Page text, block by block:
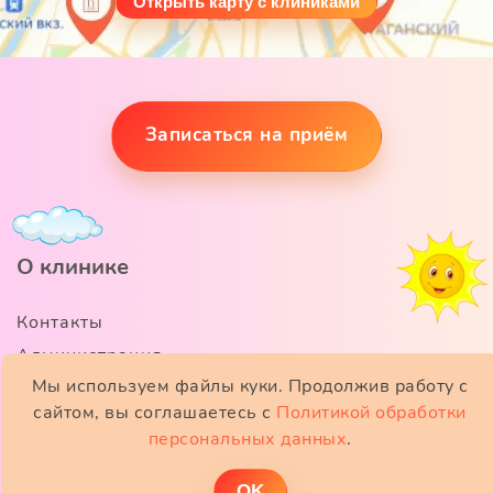
Мы используем файлы куки. Продолжив работу с
сайтом, вы соглашаетесь с Политикой обработки
персональных данных.
Записаться на приём
О клинике
Контакты
Администрация
Вакансии
Новости